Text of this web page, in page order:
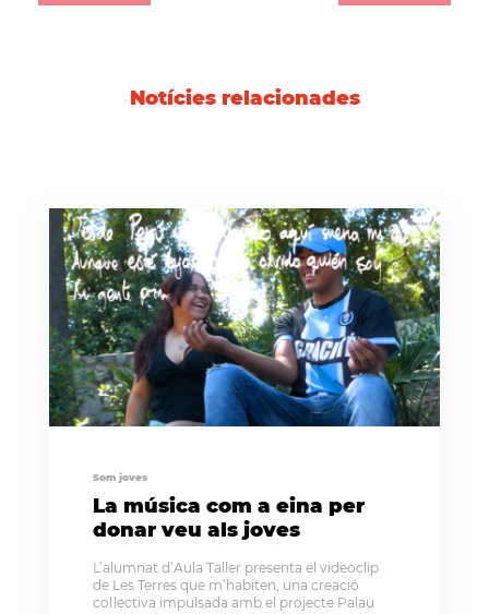
Notícies relacionades
Som joves
La música com a eina per
donar veu als joves
L’alumnat d’Aula Taller presenta el videoclip
de Les Terres que m’habiten, una creació
col·lectiva impulsada amb el projecte Palau